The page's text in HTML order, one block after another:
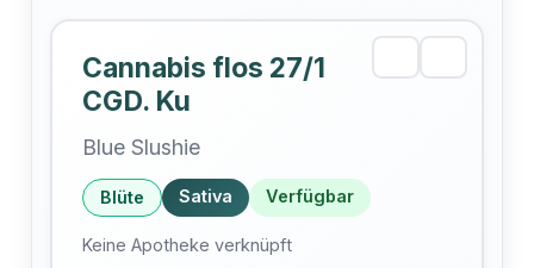
Cannabis flos 27/1
CGD. Ku
Blue Slushie
Blüte Sativa Verfügbar
Keine Apotheke verknüpft